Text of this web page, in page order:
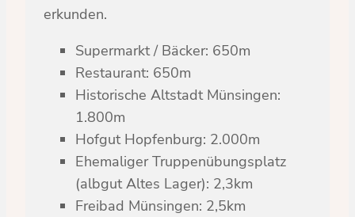
erkunden.
Supermarkt / Bäcker: 650m
Restaurant: 650m
Historische Altstadt Münsingen:
1.800m
Hofgut Hopfenburg: 2.000m
Ehemaliger Truppenübungsplatz
(albgut Altes Lager): 2,3km
Freibad Münsingen: 2,5km